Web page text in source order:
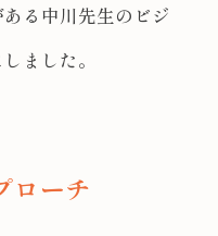
る中川先生のビジ
ました。
ローチ